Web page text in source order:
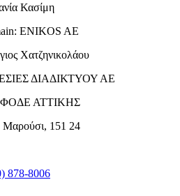
Κασίμη
ENIKOS AE
Χατζηνικολάου
ΔΙΑΔΙΚΤΥΟΥ ΑΕ
ΑΤΤΙΚΗΣ
151 24
878-8006